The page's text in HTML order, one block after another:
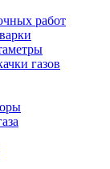
работ
газов